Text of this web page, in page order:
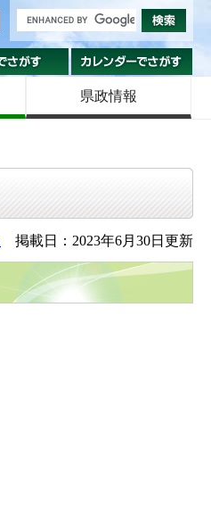
組織でさがす
県政情報
掲載日：2023年6月30日更新